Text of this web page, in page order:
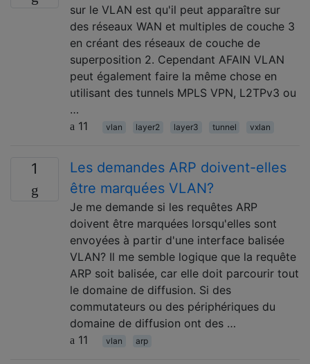
sur le VLAN est qu'il peut apparaître sur
des réseaux WAN et multiples de couche 3
en créant des réseaux de couche de
superposition 2. Cependant AFAIN VLAN
peut également faire la même chose en
utilisant des tunnels MPLS VPN, L2TPv3 ou
…
11
vlan layer2 layer3 tunnel vxlan
1
Les demandes ARP doivent-elles
être marquées VLAN?
Je me demande si les requêtes ARP
doivent être marquées lorsqu'elles sont
envoyées à partir d'une interface balisée
VLAN? Il me semble logique que la requête
ARP soit balisée, car elle doit parcourir tout
le domaine de diffusion. Si des
commutateurs ou des périphériques du
domaine de diffusion ont des …
11
vlan arp